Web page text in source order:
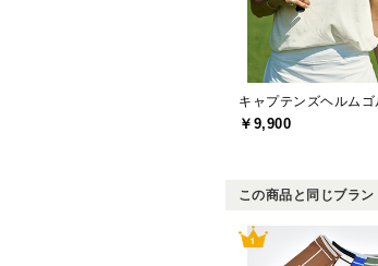
￥9,900
この商品と同じブラ